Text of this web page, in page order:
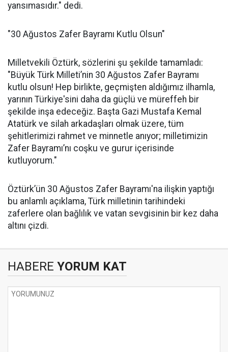
yansımasıdır." dedi.
"30 Ağustos Zafer Bayramı Kutlu Olsun"
Milletvekili Öztürk, sözlerini şu şekilde tamamladı:
"Büyük Türk Milleti’nin 30 Ağustos Zafer Bayramı
kutlu olsun! Hep birlikte, geçmişten aldığımız ilhamla,
yarının Türkiye'sini daha da güçlü ve müreffeh bir
şekilde inşa edeceğiz. Başta Gazi Mustafa Kemal
Atatürk ve silah arkadaşları olmak üzere, tüm
şehitlerimizi rahmet ve minnetle anıyor; milletimizin
Zafer Bayramı’nı coşku ve gurur içerisinde
kutluyorum."
Öztürk’ün 30 Ağustos Zafer Bayramı'na ilişkin yaptığı
bu anlamlı açıklama, Türk milletinin tarihindeki
zaferlere olan bağlılık ve vatan sevgisinin bir kez daha
altını çizdi.
HABERE YORUM KAT